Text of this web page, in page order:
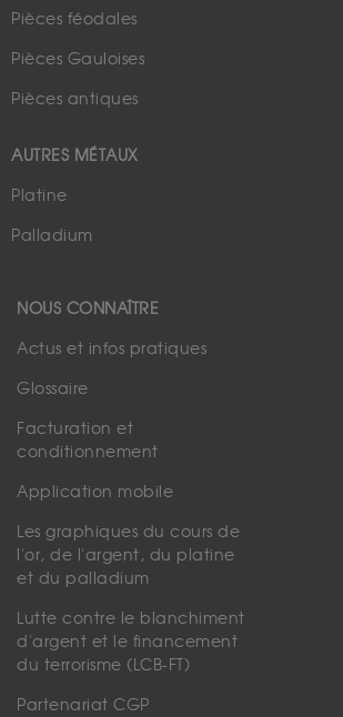
Pièces féodales
Pièces Gauloises
Pièces antiques
AUTRES MÉTAUX
Platine
Palladium
NOUS CONNAÎTRE
Actus et infos pratiques
Glossaire
Facturation et
conditionnement
Application mobile
Les graphiques du cours de
l'or, de l'argent, du platine
et du palladium
Lutte contre le blanchiment
d'argent et le financement
du terrorisme (LCB-FT)
Partenariat CGP